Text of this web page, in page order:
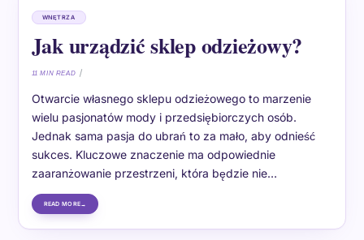
WNĘTRZA
Jak urządzić sklep odzieżowy?
11 MIN READ
Otwarcie własnego sklepu odzieżowego to marzenie
wielu pasjonatów mody i przedsiębiorczych osób.
Jednak sama pasja do ubrań to za mało, aby odnieść
sukces. Kluczowe znaczenie ma odpowiednie
zaaranżowanie przestrzeni, która będzie nie…
READ MORE